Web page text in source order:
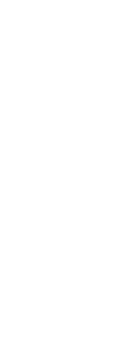
spanningen
5.08mm
uitvoeringen